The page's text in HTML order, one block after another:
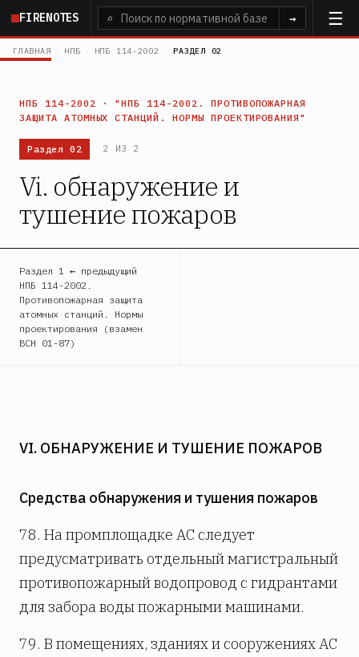
Перейти
основному
FIRENOTES ⌕ →
ГЛАВНАЯ › НПБ › НПБ 114-2002 › РАЗДЕЛ 02
НПБ 114-2002 · "НПБ 114-2002. ПРОТИВОПОЖАРНАЯ
ЗАЩИТА АТОМНЫХ СТАНЦИЙ. НОРМЫ ПРОЕКТИРОВАНИЯ"
Раздел 02 2 ИЗ 2
Vi. обнаружение и
тушение пожаров
Раздел 1 ← предыдущий
НПБ 114-2002.
Противопожарная защита
атомных станций. Нормы
проектирования (взамен
ВСН 01-87)
VI. ОБНАРУЖЕНИЕ И ТУШЕНИЕ ПОЖАРОВ
Средства обнаружения и тушения пожаров
78. На промплощадке АС следует
предусматривать отдельный магистральный
противопожарный водопровод с гидрантами
для забора воды пожарными машинами.
79. В помещениях, зданиях и сооружениях АС